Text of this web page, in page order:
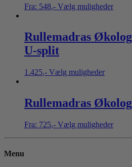
Fra: 548,- Vælg muligheder
Rullemadras
U-split
1.425,- Vælg muligheder
Rullemadras
Fra: 725,- Vælg muligheder
Menu